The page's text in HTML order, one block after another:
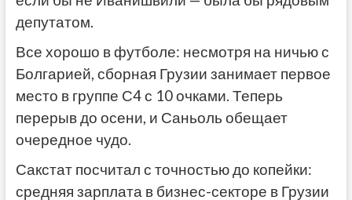
депутатом.
Все хорошо в футболе: несмотря на ничью с
Болгарией, сборная Грузии занимает первое
место в группе С4 с 10 очками. Теперь
перерыв до осени, и Саньоль обещает
очередное чудо.
Сакстат посчитал с точностью до копейки:
средняя зарплата в бизнес-секторе в Грузии